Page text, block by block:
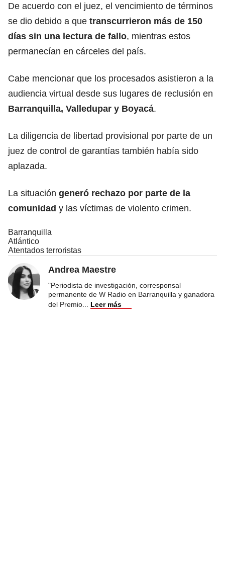
De acuerdo con el juez, el vencimiento de términos
se dio debido a que transcurrieron más de 150
días sin una lectura de fallo, mientras estos
permanecían en cárceles del país.
Cabe mencionar que los procesados asistieron a la
audiencia virtual desde sus lugares de reclusión en
Barranquilla, Valledupar y Boyacá.
La diligencia de libertad provisional por parte de un
juez de control de garantías también había sido
aplazada.
La situación generó rechazo por parte de la
comunidad y las víctimas de violento crimen.
Barranquilla
Atlántico
Atentados terroristas
Andrea Maestre
"Periodista de investigación, corresponsal
permanente de W Radio en Barranquilla y ganadora
del Premio
Leer más